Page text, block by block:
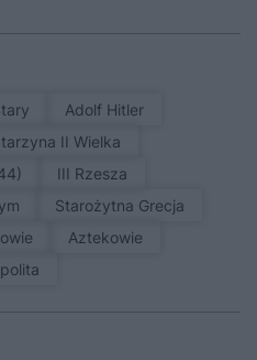
Adolf Hitler
II Wielka
III Rzesza
Starożytna Grecja
Aztekowie